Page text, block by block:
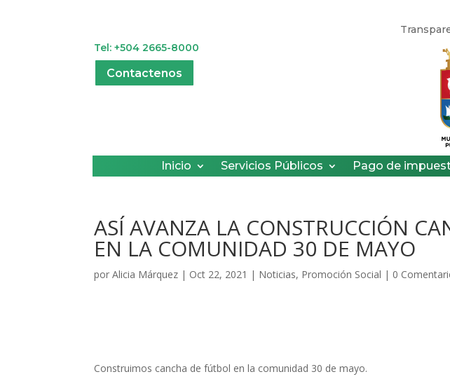
Tel: +504 2665-8000
Contactenos
Inicio Servicios Públicos Pago de
ASÍ AVANZA LA CONSTRUCCIÓN
EN LA COMUNIDAD 30 DE MAYO
porAlicia Márquez | Oct 22, 2021 | Noticias, Promoción Social | 0
Construimos cancha de fútbol en la comunidad 30 de mayo.